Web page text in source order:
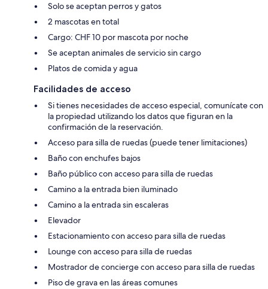
Solo se aceptan perros y gatos
2 mascotas en total
Cargo: CHF 10 por mascota por noche
Se aceptan animales de servicio sin cargo
Platos de comida y agua
Facilidades de acceso
Si tienes necesidades de acceso especial, comunícate con
la propiedad utilizando los datos que figuran en la
confirmación de la reservación.
Acceso para silla de ruedas (puede tener limitaciones)
Baño con enchufes bajos
Baño público con acceso para silla de ruedas
Camino a la entrada bien iluminado
Camino a la entrada sin escaleras
Elevador
Estacionamiento con acceso para silla de ruedas
Lounge con acceso para silla de ruedas
Mostrador de concierge con acceso para silla de ruedas
Piso de grava en las áreas comunes